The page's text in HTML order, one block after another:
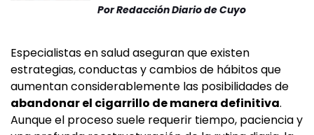
PorRedacción Diario de Cuyo
Especialistas en salud aseguran que existen
estrategias, conductas y cambios de hábitos que
aumentan considerablemente las posibilidades de
abandonar el cigarrillo de manera definitiva.
Aunque el proceso suele requerir tiempo, paciencia y